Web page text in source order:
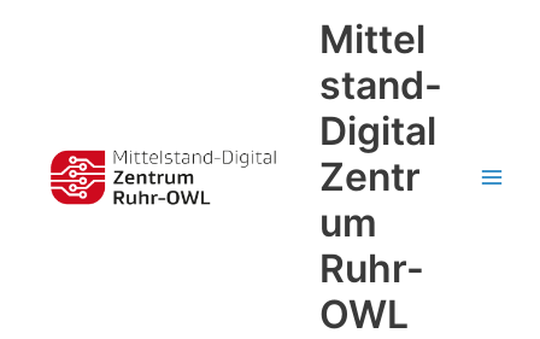
Mittel
stand-
Digital
Zentr
um
Ruhr-
OWL